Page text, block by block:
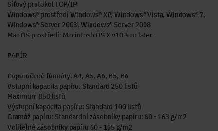
Síťový protokol TCP/IP
Windows® prostředí Windows® XP, Windows® Vista, Windows® 7,
Windows® Server 2003, Windows® Server 2008
Mac OS prostředí: Macintosh OS X v10.5 or later
PAPÍR
Doporučené formáty: A4, A5, A6, B5, B6
Vstupní kapacita papíru. Standard 250 listů
Maximum 850 listů
Výstupní kapacita papíru: Standard 100 listů
Gramáž papíru: Standardní zásobníky papíru: 60 - 163 g/m2
Volitelné zásobníky papíru 60 - 105 g/m2